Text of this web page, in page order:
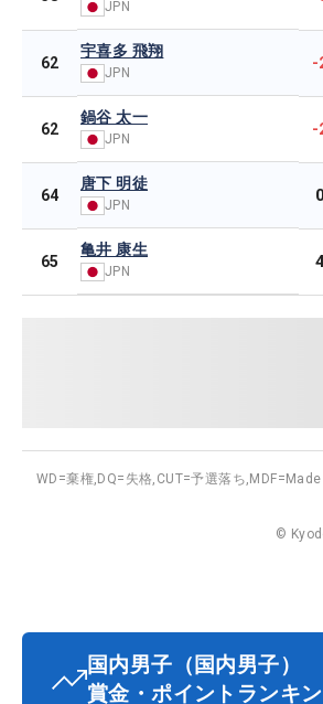
JPN
62
宇喜多 飛翔
JPN -
62
鍋谷 太一
JPN -
64
唐下 明徒
JPN
65
亀井 康生
JPN
WD=棄権, DQ=失格, CUT=予選落ち,
©
国内男子 （国内男子）
賞金・ポイントランキ